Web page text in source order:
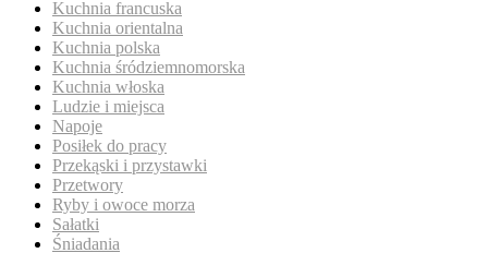
Kuchnia francuska
Kuchnia orientalna
Kuchnia polska
Kuchnia śródziemnomorska
Kuchnia włoska
Ludzie i miejsca
Napoje
Posiłek do pracy
Przekąski i przystawki
Przetwory
Ryby i owoce morza
Sałatki
Śniadania